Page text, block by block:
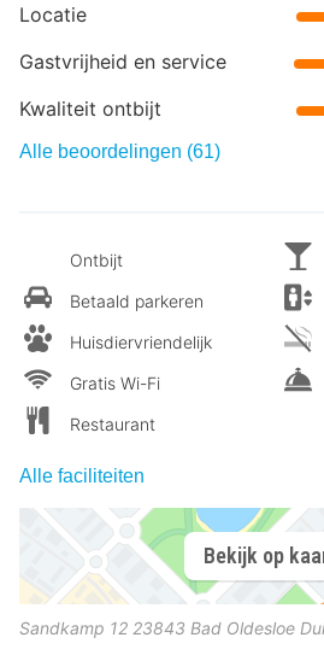
Locatie
Gastvrijheid en service
Kwaliteit ontbijt
Alle beoordelingen (61)
Ontbijt
Betaald parkeren
Huisdiervriendelijk
Gratis Wi-Fi
Restaurant
Alle faciliteiten
Bekijk op
Sandkamp 12 23843 Bad Oldesloe